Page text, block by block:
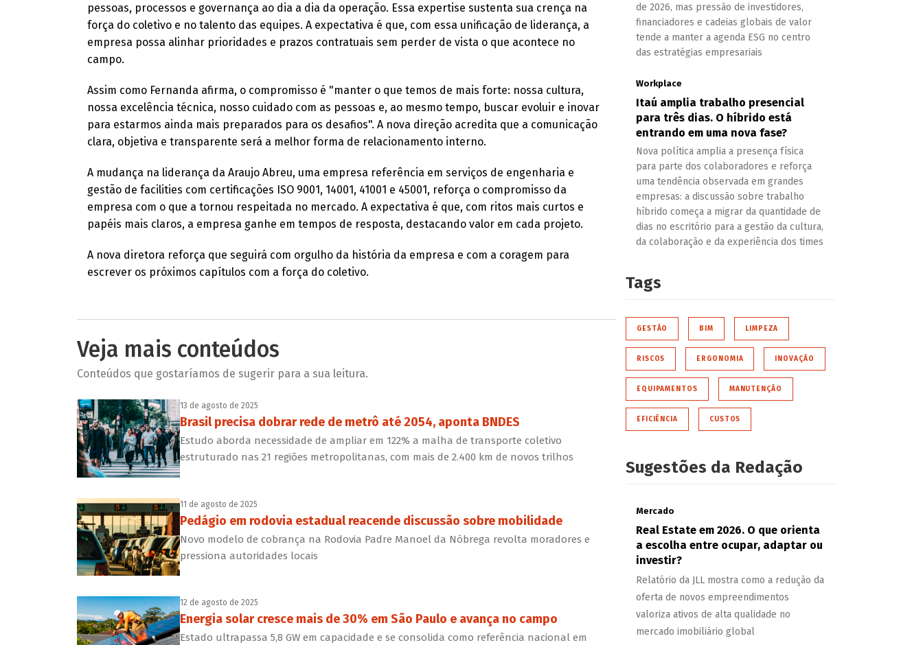
pessoas, processos e governança ao dia a dia da operação. Essa expertise sustenta sua crença na
força do coletivo e no talento das equipes. A expectativa é que, com essa unificação de liderança, a
empresa possa alinhar prioridades e prazos contratuais sem perder de vista o que acontece no
campo.
Assim como Fernanda afirma, o compromisso é "manter o que temos de mais forte: nossa cultura,
nossa excelência técnica, nosso cuidado com as pessoas e, ao mesmo tempo, buscar evoluir e inovar
para estarmos ainda mais preparados para os desafios". A nova direção acredita que a comunicação
clara, objetiva e transparente será a melhor forma de relacionamento interno.
A mudança na liderança da Araujo Abreu, uma empresa referência em serviços de engenharia e
gestão de facilities com certificações ISO 9001, 14001, 41001 e 45001, reforça o compromisso da
empresa com o que a tornou respeitada no mercado. A expectativa é que, com ritos mais curtos e
papéis mais claros, a empresa ganhe em tempos de resposta, destacando valor em cada projeto.
A nova diretora reforça que seguirá com orgulho da história da empresa e com a coragem para
escrever os próximos capítulos com a força do coletivo.
Veja mais conteúdos
Conteúdos que gostaríamos de sugerir para a sua leitura.
13 de agosto de 2025
Brasil precisa dobrar rede de metrô até 2054, aponta BNDES
Estudo aborda necessidade de ampliar em 122% a malha de transporte coletivo
estruturado nas 21 regiões metropolitanas, com mais de 2.400 km de novos trilhos
11 de agosto de 2025
Pedágio em rodovia estadual reacende discussão sobre mobilidade
Novo modelo de cobrança na Rodovia Padre Manoel da Nóbrega revolta moradores e
pressiona autoridades locais
12 de agosto de 2025
Energia solar cresce mais de 30% em São Paulo e avança no campo
Estado ultrapassa 5,8 GW em capacidade e se consolida como referência nacional em
de 2026, mas pressão de investidores,
financiadores e cadeias globais de valor
tende a manter a agenda ESG no centro
das estratégias empresariais
Workplace
Itaú amplia trabalho presencial
para três dias. O híbrido está
entrando em uma nova fase?
Nova política amplia a presença física
para parte dos colaboradores e reforça
uma tendência observada em grandes
empresas: a discussão sobre trabalho
híbrido começa a migrar da quantidade de
dias no escritório para a gestão da cultura,
da colaboração e da experiência dos times
Tags
GESTÃO BIM LIMPEZA
RISCOS ERGONOMIA INOVAÇÃO
EQUIPAMENTOS MANUTENÇÃO
EFICIÊNCIA CUSTOS
Sugestões da Redação
Mercado
Real Estate em 2026. O que orienta
a escolha entre ocupar, adaptar ou
investir?
Relatório da JLL mostra como a redução da
oferta de novos empreendimentos
valoriza ativos de alta qualidade no
mercado imobiliário global